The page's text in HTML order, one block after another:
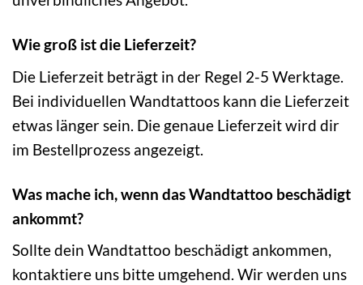
Wie groß ist die Lieferzeit?
Die Lieferzeit beträgt in der Regel 2-5 Werktage.
Bei individuellen Wandtattoos kann die Lieferzeit
etwas länger sein. Die genaue Lieferzeit wird dir
im Bestellprozess angezeigt.
Was mache ich, wenn das Wandtattoo beschädigt
ankommt?
Sollte dein Wandtattoo beschädigt ankommen,
kontaktiere uns bitte umgehend. Wir werden uns